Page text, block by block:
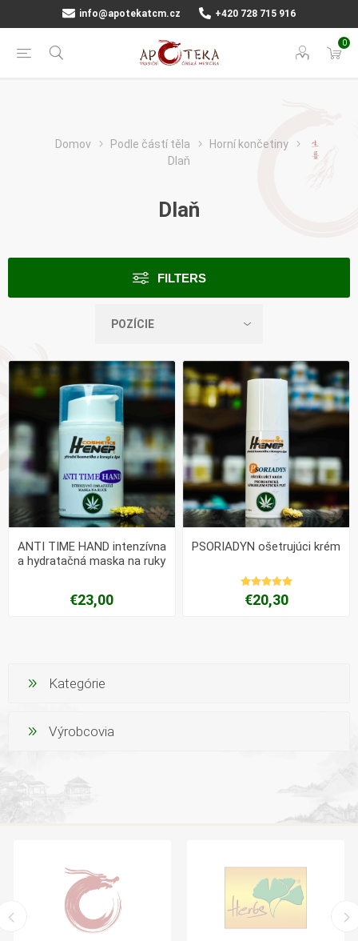
info@apotekatcm.cz +420 728 715 916
0
Domov Podle částí těla
Horní končetiny
Dlaň
Dlaň
FILTERS
ANTI TIME HAND intenzívna
a hydratačná maska ​​na ruky
€23,00
PSORIADYN ošetrujúci krém
€20,30
Kategórie
Výrobcovia